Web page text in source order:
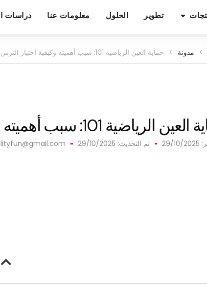
تطوير الحلول معلومات عنا دراسات
> مدونة > حماية العين الرياضية 101: سبب أهميته وكيفية اختيار الترس المناسب
101: سبب أهميته وكيفية اختيار الترس المناسب
29/10/2025 تم التحديث: 29/10/2025